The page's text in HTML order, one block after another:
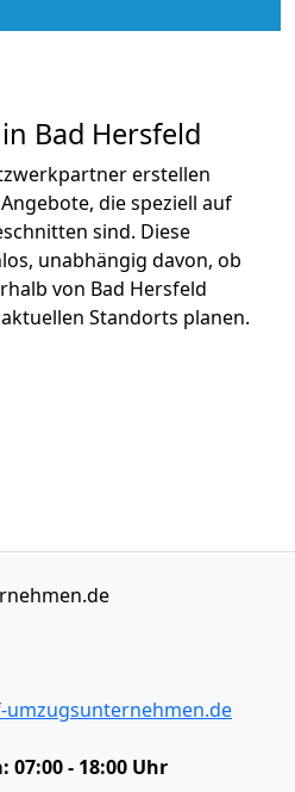
Bad Hersfeld
erstellen
die speziell auf
sind. Diese
unabhängig davon, ob
von Bad Hersfeld
Standorts planen.
umzugsunternehmen.de
07:00 - 18:00 Uhr